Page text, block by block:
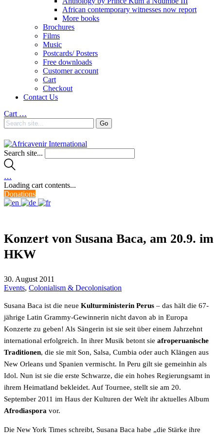
African contemporary witnesses now report
More books
Brochures
Films
Music
Postcards/ Posters
Free downloads
Customer account
Cart
Checkout
Contact Us
Cart …
Search site...
…
Loading cart contents...
Donations
Konzert von Susana Baca, am 20.9. im
HKW
30. August 2011
Events, Colonialism & Decolonisation
Susana Baca ist die neue Kulturministerin Perus – das hält die 67-
jährige Latin Grammy-Gewinnerin nicht davon ab in Europa
Konzerte zu geben! Als Sängerin ist sie seit über einem Jahrzehnt
international erfolgreich. In ihrer Musik betont sie afroperuanische
Traditionen, die sie mit Son, Salsa, Cumbia oder auch Klängen aus
New Orleans und Spanien vermischt. In Peru gilt sie gemeinhin als
Idol. Nun ist sie die erste Schwarze, die ein hohes Regierungsamt in
ihrem Heimatland bekleidet. Auf Tournee, stellt sie am 20.
September 2011 im Haus der Kulturen der Welt ihr aktuelles Album
Afrodiaspora vor.
Die New York Times schreibt, Susana Baca habe „die Stärke ihre